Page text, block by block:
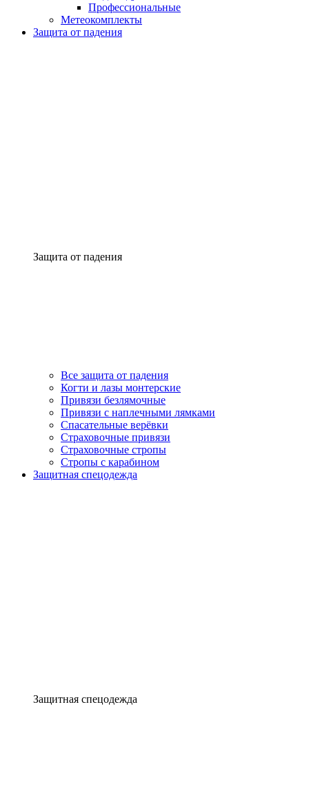
Профессиональные
Метеокомплекты
Защита от падения
Защита от падения
Все защита от падения
Когти и лазы монтерские
Привязи безлямочные
Привязи с наплечными лямками
Спасательные верёвки
Страховочные привязи
Страховочные стропы
Стропы с карабином
Защитная спецодежда
Защитная спецодежда